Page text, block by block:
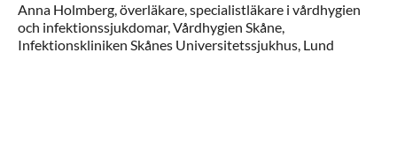
Anna Holmberg,överläkare, specialistläkare i vårdhygien
och infektionssjukdomar,Vårdhygien Skåne,
Infektionskliniken Skånes Universitetssjukhus, Lund